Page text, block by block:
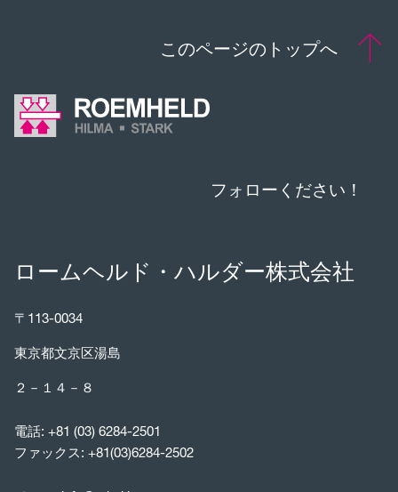
このページのトップへ
フォローください！
ロームヘルド・ハルダー株式会社
〒113-0034
東京都文京区湯島
２－１４－８
電話: +81 (03) 6284-2501
ファックス: +81(03)6284-2502